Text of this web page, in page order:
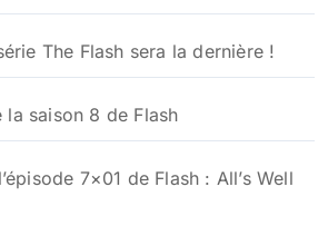
The Flash sera la dernière !
la saison 8 de Flash
7×01 de Flash : All’s Well